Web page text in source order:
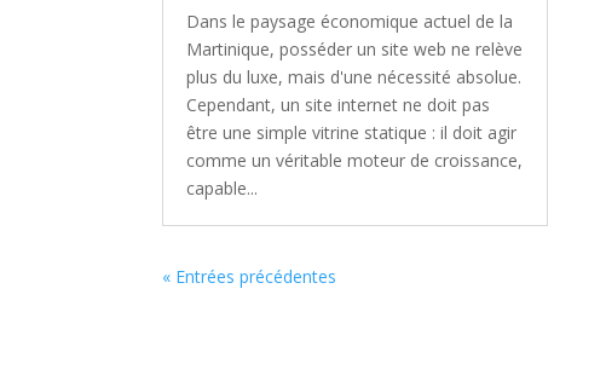
Dans le paysage économique actuel de la
Martinique, posséder un site web ne relève
plus du luxe, mais d'une nécessité absolue.
Cependant, un site internet ne doit pas
être une simple vitrine statique : il doit agir
comme un véritable moteur de croissance,
capable...
« Entrées précédentes